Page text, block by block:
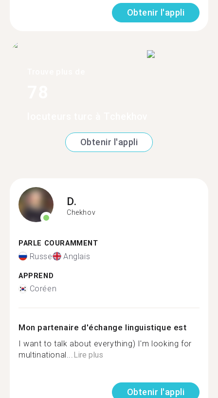
Obtenir l'appli
Obtenir l'appli
D.
Chekhov
PARLE COURAMMENT
Russe Anglais
APPREND
Coréen
Mon partenaire d'échange linguistique est
I want to talk about everything) I'm looking for
multinational...Lire plus
Obtenir l'appli